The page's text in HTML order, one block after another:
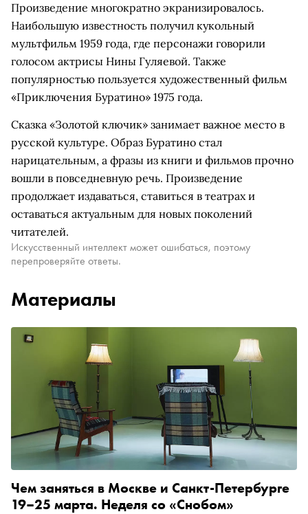
Произведение многократно экранизировалось.
Наибольшую известность получил кукольный
мультфильм 1959 года, где персонажи говорили
голосом актрисы Нины Гуляевой. Также
популярностью пользуется художественный фильм
«Приключения Буратино» 1975 года.
Сказка «Золотой ключик» занимает важное место в
русской культуре. Образ Буратино стал
нарицательным, а фразы из книги и фильмов прочно
вошли в повседневную речь. Произведение
продолжает издаваться, ставиться в театрах и
оставаться актуальным для новых поколений
читателей.
Искусственный интеллект может ошибаться, поэтому
перепроверяйте ответы.
Материалы
Чем заняться в Москве и Санкт-Петербурге
19–25 марта. Неделя со «Снобом»